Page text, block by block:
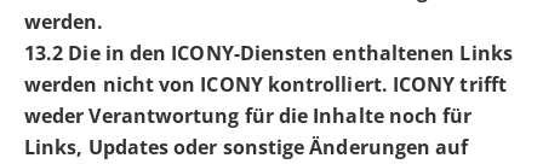
werden.
13.2 Die in den ICONY-Diensten enthaltenen Links
werden nicht von ICONY kontrolliert. ICONY trifft
weder Verantwortung für die Inhalte noch für
Links, Updates oder sonstige Änderungen auf